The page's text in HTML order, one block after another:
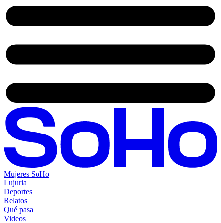
Mujeres SoHo
Lujuria
Deportes
Relatos
Qué pasa
Videos